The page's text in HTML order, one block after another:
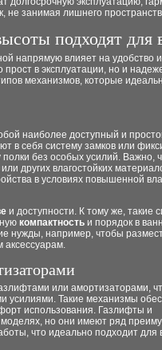
не занимая лишнего
подходят для
напрямую влияет на удобство
в эксплуатации, но и
механизмов, которые
наиболее доступный и
в себя систему замков или
без особых усилий. Важно,
или других влагостойких
в условиях повышенной
и доступности. К тому же, такие
компактность и порядок в
нужды, например, чтобы
аксессуарам.
или амортизаторами,
усилиями. Такие механизмы
использования. Газлифты и
но они имеют ряд
что идеально подходит для